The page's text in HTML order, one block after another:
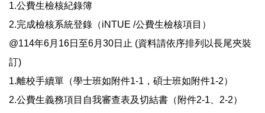
1.公費生檢核紀錄簿
2.完成檢核系統登錄（iNTUE /公費生檢核項目）
@114年6月16日至6月30日止 (資料請依序排列以長尾夾裝
訂)
1.離校手續單（學士班如附件1-1，碩士班如附件1-2）
2.公費生義務項目自我審查表及切結書（附件2-1、2-2）